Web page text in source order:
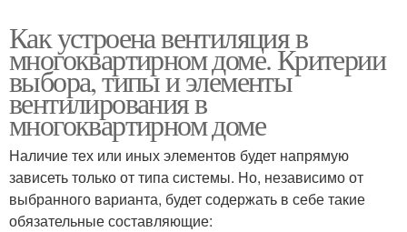
Как устроена вентиляция в
многоквартирном доме. Критерии
выбора, типы и элементы
вентилирования в
многоквартирном доме
Наличие тех или иных элементов будет напрямую
зависеть только от типа системы. Но, независимо от
выбранного варианта, будет содержать в себе такие
обязательные составляющие: